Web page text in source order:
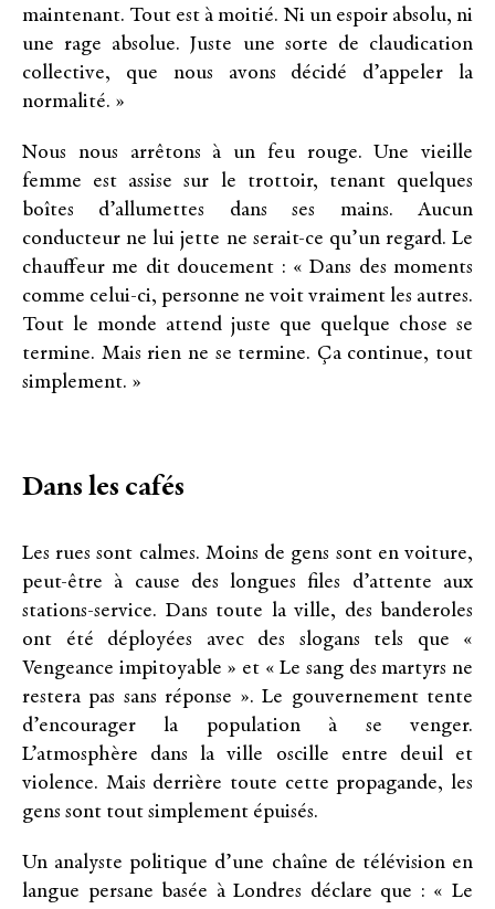
maintenant. Tout est à moitié. Ni un espoir absolu, ni
une rage absolue. Juste une sorte de claudication
collective, que nous avons décidé d’appeler la
normalité. »
Nous nous arrêtons à un feu rouge. Une vieille
femme est assise sur le trottoir, tenant quelques
boîtes d’allumettes dans ses mains. Aucun
conducteur ne lui jette ne serait-ce qu’un regard. Le
chauffeur me dit doucement : « Dans des moments
comme celui-ci, personne ne voit vraiment les autres.
Tout le monde attend juste que quelque chose se
termine. Mais rien ne se termine. Ça continue, tout
simplement. »
Dans les cafés
Les rues sont calmes. Moins de gens sont en voiture,
peut-être à cause des longues files d’attente aux
stations-service. Dans toute la ville, des banderoles
ont été déployées avec des slogans tels que «
Vengeance impitoyable » et « Le sang des martyrs ne
restera pas sans réponse ». Le gouvernement tente
d’encourager la population à se venger.
L’atmosphère dans la ville oscille entre deuil et
violence. Mais derrière toute cette propagande, les
gens sont tout simplement épuisés.
Un analyste politique d’une chaîne de télévision en
langue persane basée à Londres déclare que : « Le